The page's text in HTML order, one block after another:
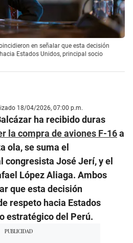
en señalar que esta decisión
Estados Unidos, principal socio
18/04/2026, 07:00 p.m.
ha recibido duras
la compra de aviones F-16a
ola, se suma el
congresista José Jerí, y el
López Aliaga. Ambos
que esta decisión
respeto hacia Estados
estratégico del Perú.